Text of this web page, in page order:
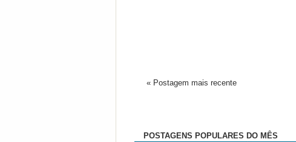
« Postagem mais recente
POSTAGENS POPULARES DO MÊS